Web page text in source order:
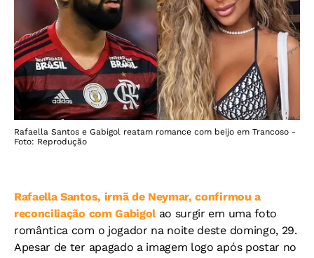
Rafaella Santos e Gabigol reatam romance com beijo em Trancoso -
Foto: Reprodução
Rafaella Santos, irmã de Neymar, confirmou a
reconciliação com Gabigolao surgir em uma foto
romântica com o jogador na noite deste domingo, 29.
Apesar de ter apagado a imagem logo após postar no